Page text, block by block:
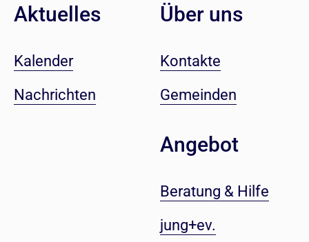
Aktuelles
Kalender
Nachrichten
Über uns
Kontakte
Gemeinden
Angebot
Beratung & Hilfe
jung+ev.